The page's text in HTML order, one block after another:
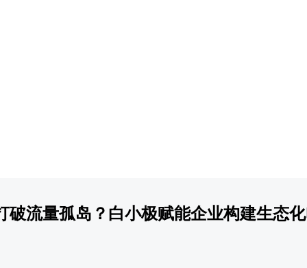
破流量孤岛？白小极赋能企业构建生态